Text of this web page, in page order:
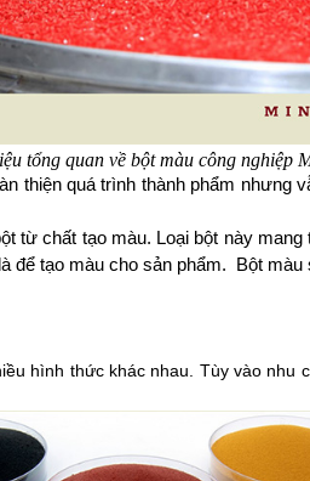
tổng quan về bột màu công nghiệp
thiện quá trình thành phẩm
từ chất tạo màu. Loại bột này
tạo màu cho sản phẩm.  Bột
hình thức khác nhau. Tùy vào